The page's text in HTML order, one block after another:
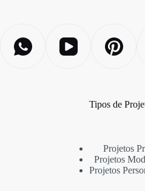
Tipos de
Projetos
Projetos
Projetos